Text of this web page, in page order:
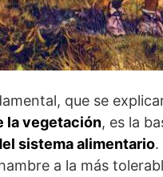
que se
la vegetación, es la
sistema alimentario.
a la más